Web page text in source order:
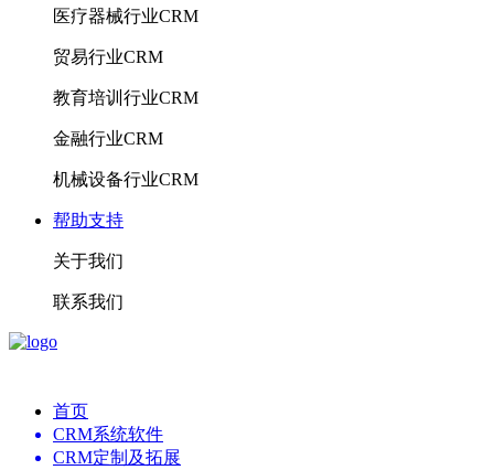
医疗器械行业CRM
贸易行业CRM
教育培训行业CRM
金融行业CRM
机械设备行业CRM
帮助支持
关于我们
联系我们
首页
CRM系统软件
CRM定制及拓展